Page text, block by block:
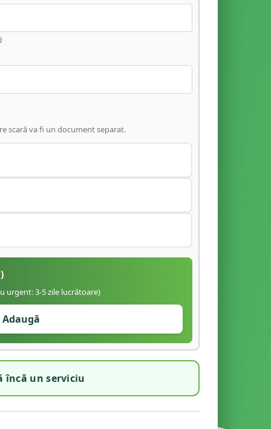
scară va fi un document separat.
urgent: 3-5 zile lucrătoare)
Adaugă
încă un serviciu